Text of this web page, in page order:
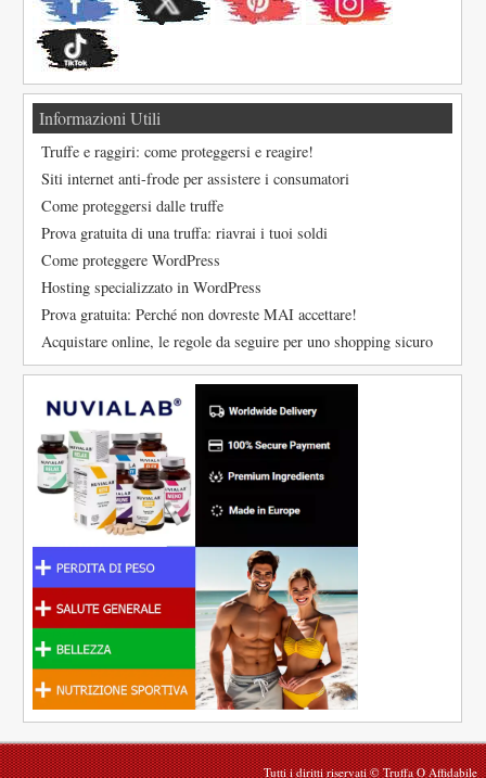
Informazioni Utili
Truffe e raggiri: come proteggersi e reagire!
Siti internet anti-frode per assistere i consumatori
Come proteggersi dalle truffe
Prova gratuita di una truffa: riavrai i tuoi soldi
Come proteggere WordPress
Hosting specializzato in WordPress
Prova gratuita: Perché non dovreste MAI accettare!
Acquistare online, le regole da seguire per uno shopping sicuro
Tutti i diritti riservati © Truffa O Affidabile